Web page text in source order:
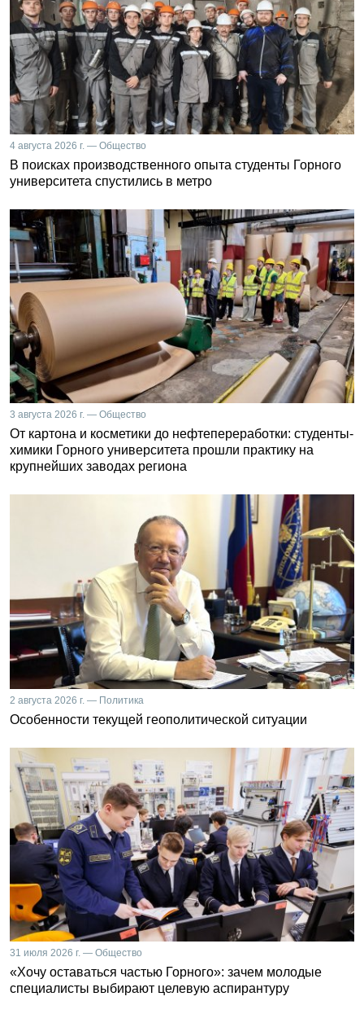
4 августа 2026 г. — Общество
В поисках производственного опыта студенты Горного
университета спустились в метро
3 августа 2026 г. — Общество
От картона и косметики до нефтепереработки: студенты-
химики Горного университета прошли практику на
крупнейших заводах региона
2 августа 2026 г. — Политика
Особенности текущей геополитической ситуации
31 июля 2026 г. — Общество
«Хочу оставаться частью Горного»: зачем молодые
специалисты выбирают целевую аспирантуру